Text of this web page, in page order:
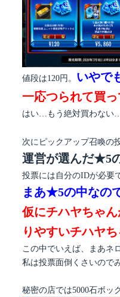
値段は120円。 いやで
一応つられて買
はい…もう絶対買わない
次にピックアップ召喚の
運営が選んだ★5
投票には自分のIDが必要
まあ★5の中なの
仮にチハヤちゃ
りやすいチハヤ
この中でいえば、まあネ
私は投票面倒くさいので
秘密の店では5000石ボッ